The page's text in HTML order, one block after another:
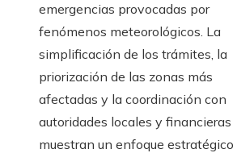
emergencias provocadas por
fenómenos meteorológicos. La
simplificación de los trámites, la
priorización de las zonas más
afectadas y la coordinación con
autoridades locales y financieras
muestran un enfoque estratégico